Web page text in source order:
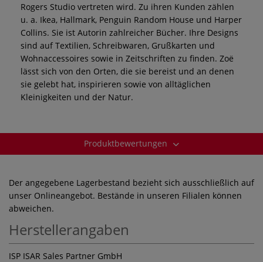
Rogers Studio vertreten wird. Zu ihren Kunden zählen
u. a. Ikea, Hallmark, Penguin Random House und Harper
Collins. Sie ist Autorin zahlreicher Bücher. Ihre Designs
sind auf Textilien, Schreibwaren, Grußkarten und
Wohnaccessoires sowie in Zeitschriften zu finden. Zoë
lässt sich von den Orten, die sie bereist und an denen
sie gelebt hat, inspirieren sowie von alltäglichen
Kleinigkeiten und der Natur.
Produktbewertungen
Der angegebene Lagerbestand bezieht sich ausschließlich auf
unser Onlineangebot. Bestände in unseren Filialen können
abweichen.
Herstellerangaben
ISP ISAR Sales Partner GmbH